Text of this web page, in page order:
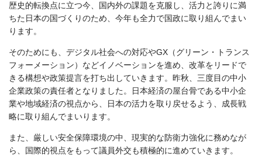
歴史的転換点に立つ今、国内外の課題を克服し、活力と誇りに満
ちた日本の国づくりのため、今年も全力で国政に取り組んでまい
ります。
そのためにも、デジタル社会への対応やGX（グリーン・トランス
フォーメーション）などイノベーションを進め、改革をリードで
きる構想や政策提言を打ち出していきます。昨秋、三度目の中小
企業政策の責任者となりました。日本経済の屋台骨である中小企
業や地域経済の視点から、日本の活力を取り戻せるよう、成長戦
略に取り組んでまいります。
また、厳しい安全保障環境の中、現実的な防衛力強化に務めなが
ら、国際的視点をもって議員外交も積極的に進めていきます。